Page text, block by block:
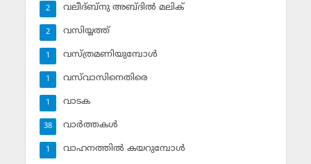
വലീദ്ബ്‌നു അബ്ദില്‍ മലിക്‌
2
വസിയ്യത്ത്‌
2
വസ്ത്രമണിയുമ്പോള്‍
1
വസ്‌വാസിനെതിരെ
1
വാടക
1
വാര്‍ത്തകള്‍
38
വാഹനത്തില്‍ കയറുമ്പോള്‍
1